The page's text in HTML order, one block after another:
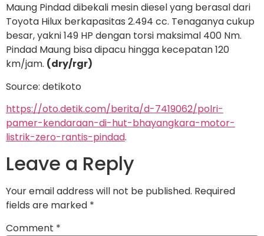
Maung Pindad dibekali mesin diesel yang berasal dari
Toyota Hilux berkapasitas 2.494 cc. Tenaganya cukup
besar, yakni 149 HP dengan torsi maksimal 400 Nm.
Pindad Maung bisa dipacu hingga kecepatan 120
km/jam. (dry/rgr)
Source: detikoto
https://oto.detik.com/berita/d-7419062/polri-
pamer-kendaraan-di-hut-bhayangkara-motor-
listrik-zero-rantis-pindad.
Leave a Reply
Your email address will not be published. Required
fields are marked *
Comment *